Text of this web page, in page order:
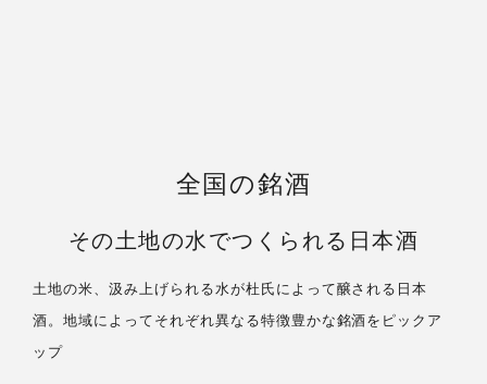
全国の銘酒
その土地の水でつくられる日本酒
土地の米、汲み上げられる水が杜氏によって醸される日本
酒。地域によってそれぞれ異なる特徴豊かな銘酒をピックア
ップ